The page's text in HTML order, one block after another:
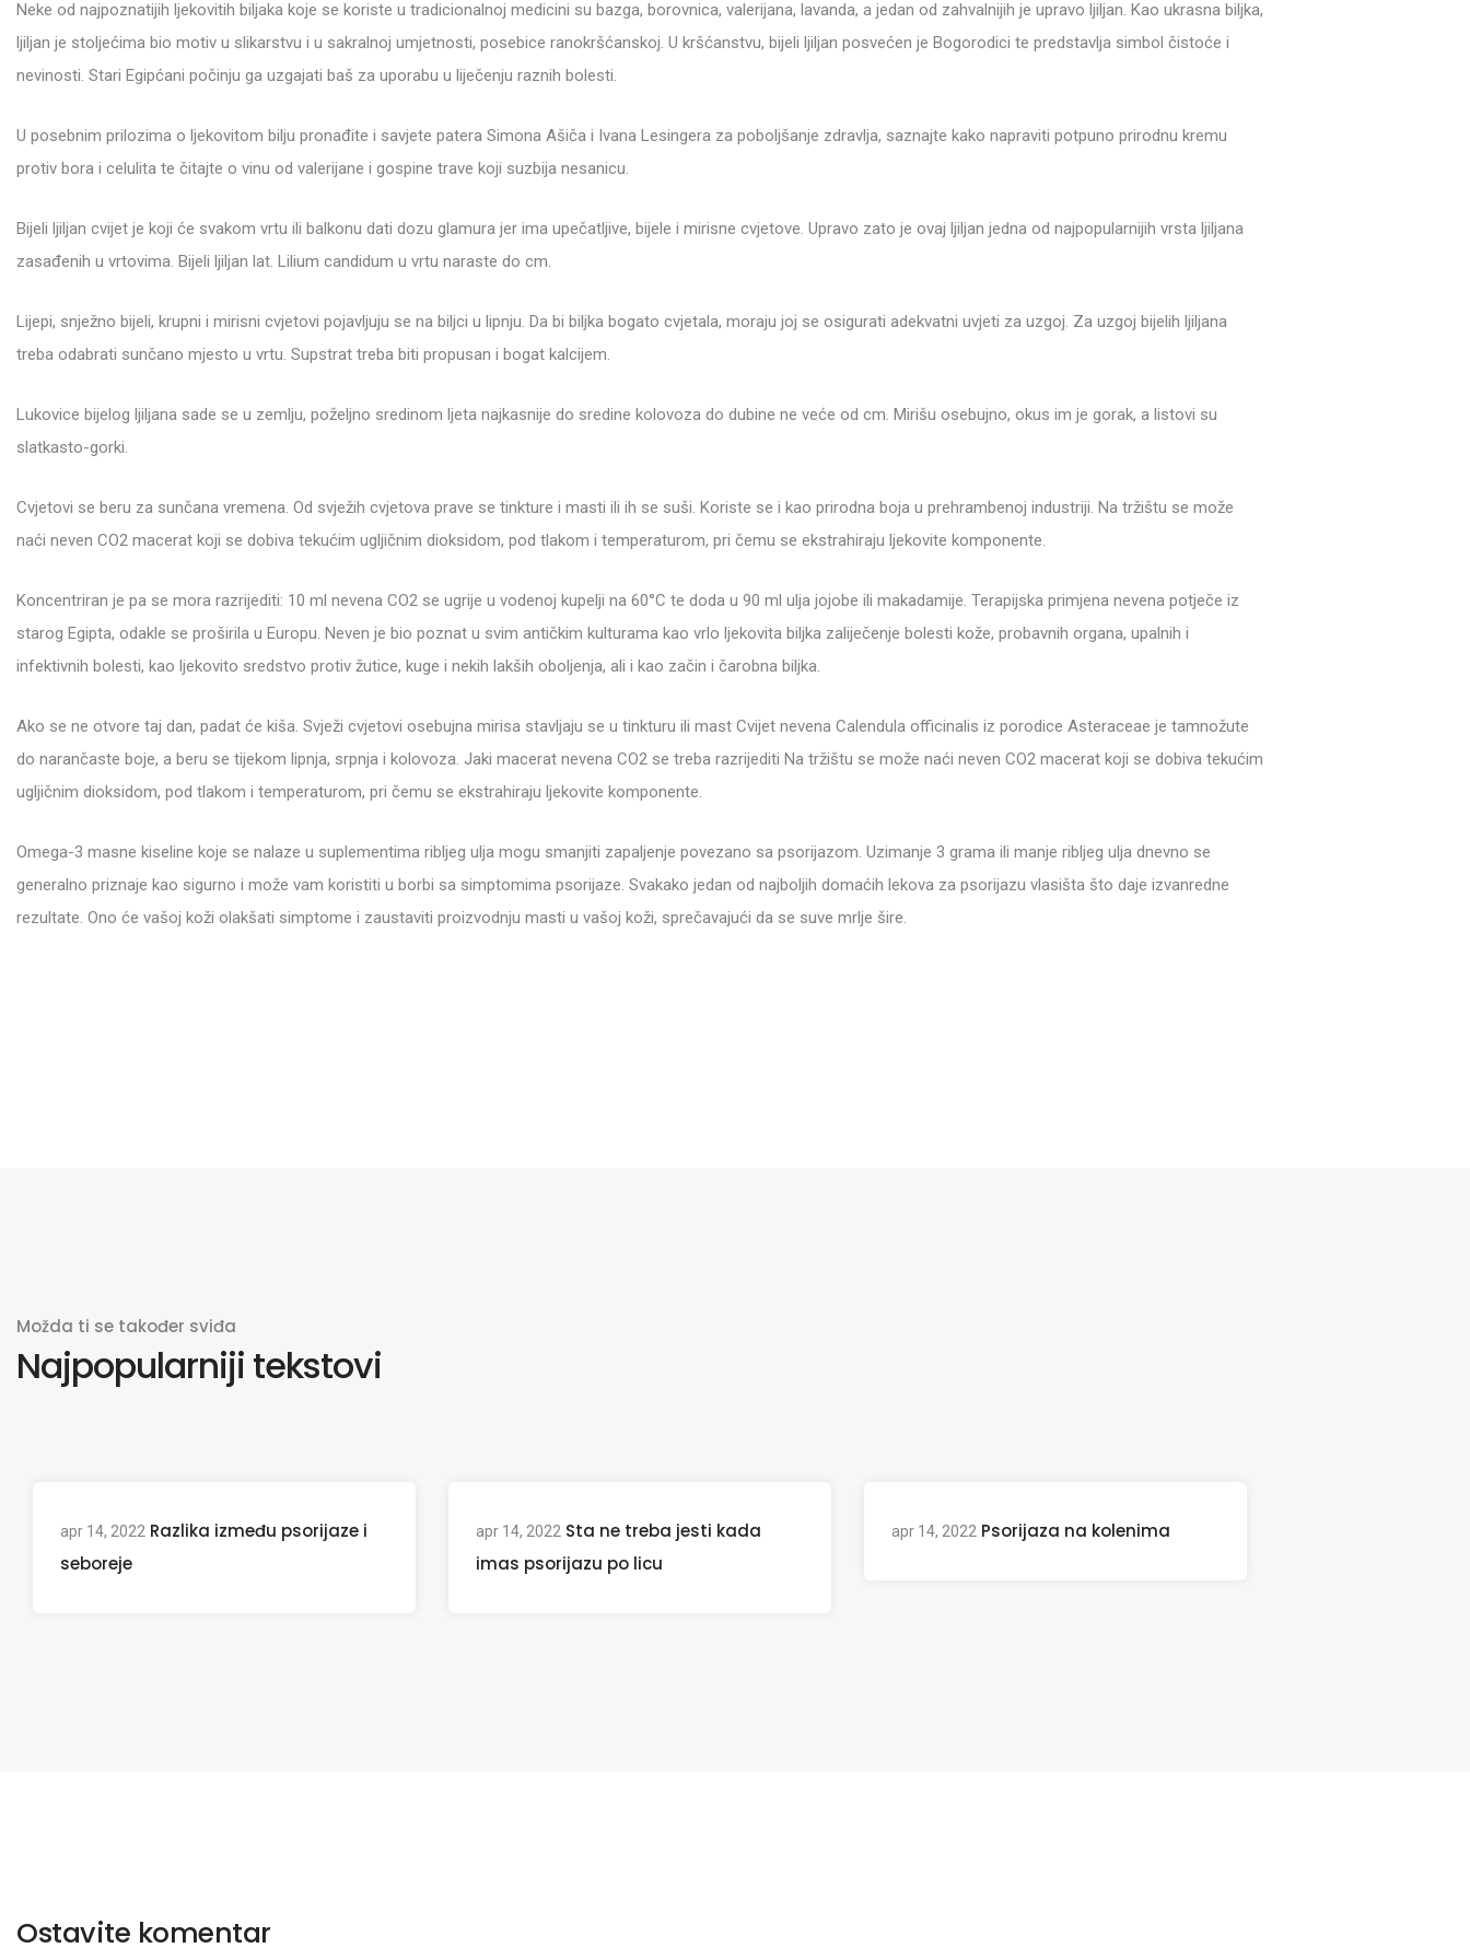
Neke od najpoznatijih ljekovitih biljaka koje se koriste u tradicionalnoj medicini su bazga, borovnica, valerijana, lavanda, a jedan od zahvalnijih je upravo ljiljan. Kao ukrasna biljka,
ljiljan je stoljećima bio motiv u slikarstvu i u sakralnoj umjetnosti, posebice ranokršćanskoj. U kršćanstvu, bijeli ljiljan posvećen je Bogorodici te predstavlja simbol čistoće i
nevinosti. Stari Egipćani počinju ga uzgajati baš za uporabu u liječenju raznih bolesti.
U posebnim prilozima o ljekovitom bilju pronađite i savjete patera Simona Ašiča i Ivana Lesingera za poboljšanje zdravlja, saznajte kako napraviti potpuno prirodnu kremu
protiv bora i celulita te čitajte o vinu od valerijane i gospine trave koji suzbija nesanicu.
Bijeli ljiljan cvijet je koji će svakom vrtu ili balkonu dati dozu glamura jer ima upečatljive, bijele i mirisne cvjetove. Upravo zato je ovaj ljiljan jedna od najpopularnijih vrsta ljiljana
zasađenih u vrtovima. Bijeli ljiljan lat. Lilium candidum u vrtu naraste do cm.
Lijepi, snježno bijeli, krupni i mirisni cvjetovi pojavljuju se na biljci u lipnju. Da bi biljka bogato cvjetala, moraju joj se osigurati adekvatni uvjeti za uzgoj. Za uzgoj bijelih ljiljana
treba odabrati sunčano mjesto u vrtu. Supstrat treba biti propusan i bogat kalcijem.
Lukovice bijelog ljiljana sade se u zemlju, poželjno sredinom ljeta najkasnije do sredine kolovoza do dubine ne veće od cm. Mirišu osebujno, okus im je gorak, a listovi su
slatkasto-gorki.
Cvjetovi se beru za sunčana vremena. Od svježih cvjetova prave se tinkture i masti ili ih se suši. Koriste se i kao prirodna boja u prehrambenoj industriji. Na tržištu se može
naći neven CO2 macerat koji se dobiva tekućim ugljičnim dioksidom, pod tlakom i temperaturom, pri čemu se ekstrahiraju ljekovite komponente.
Koncentriran je pa se mora razrijediti: 10 ml nevena CO2 se ugrije u vodenoj kupelji na 60°C te doda u 90 ml ulja jojobe ili makadamije. Terapijska primjena nevena potječe iz
starog Egipta, odakle se proširila u Europu. Neven je bio poznat u svim antičkim kulturama kao vrlo ljekovita biljka zaliječenje bolesti kože, probavnih organa, upalnih i
infektivnih bolesti, kao ljekovito sredstvo protiv žutice, kuge i nekih lakših oboljenja, ali i kao začin i čarobna biljka.
Ako se ne otvore taj dan, padat će kiša. Svježi cvjetovi osebujna mirisa stavljaju se u tinkturu ili mast Cvijet nevena Calendula officinalis iz porodice Asteraceae je tamnožute
do narančaste boje, a beru se tijekom lipnja, srpnja i kolovoza. Jaki macerat nevena CO2 se treba razrijediti Na tržištu se može naći neven CO2 macerat koji se dobiva tekućim
ugljičnim dioksidom, pod tlakom i temperaturom, pri čemu se ekstrahiraju ljekovite komponente.
Omega-3 masne kiseline koje se nalaze u suplementima ribljeg ulja mogu smanjiti zapaljenje povezano sa psorijazom. Uzimanje 3 grama ili manje ribljeg ulja dnevno se
generalno priznaje kao sigurno i može vam koristiti u borbi sa simptomima psorijaze. Svakako jedan od najboljih domaćih lekova za psorijazu vlasišta što daje izvanredne
rezultate. Ono će vašoj koži olakšati simptome i zaustaviti proizvodnju masti u vašoj koži, sprečavajući da se suve mrlje šire.
Možda ti se također sviđa
Najpopularniji tekstovi
apr 14, 2022 Razlika između psorijaze i
seboreje
apr 14, 2022 Sta ne treba jesti kada
imas psorijazu po licu
apr 14, 2022 Psorijaza na kolenima
Ostavite komentar